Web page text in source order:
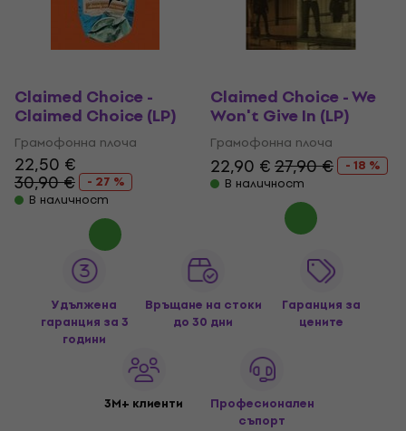
Claimed Choice -
Claimed Choice (LP)
Грамофонна плоча
22,50 €
30,90 €
- 27 %
В наличност
Claimed Choice - We
Won't Give In (LP)
Грамофонна плоча
22,90 €27,90 €
- 18 %
В наличност
Удължена
гаранция за 3
години
Връщане на стоки
до 30 дни
Гаранция за
цените
3M+ клиенти
Професионален
съпорт